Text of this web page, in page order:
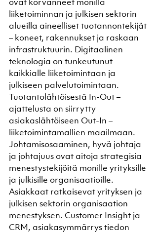
liiketoiminnan ja julkisen sektorin
alueilla aineelliset tuotannontekijät
– koneet, rakennukset ja raskaan
infrastruktuurin. Digitaalinen
teknologia on tunkeutunut
kaikkialle liiketoimintaan ja
julkiseen palvelutoimintaan.
Tuotantolähtöisestä In-Out –
ajattelusta on siirrytty
asiakaslähtöiseen Out-In –
liiketoimintamallien maailmaan.
Johtamisosaaminen, hyvä johtaja
ja johtajuus ovat aitoja strategisia
menestystekijöitä monille yrityksille
ja julkisille organisaatioille.
Asiakkaat ratkaisevat yrityksen ja
julkisen sektorin organisaation
menestyksen. Customer Insight ja
CRM, asiakasymmärrys tiedon